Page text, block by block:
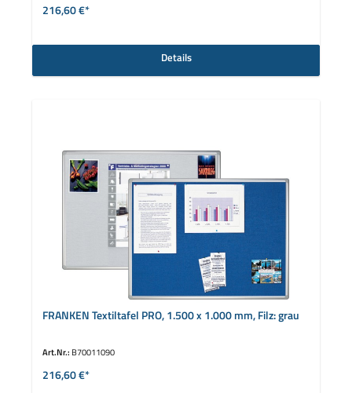
216,60 €*
Details
FRANKEN Textiltafel PRO, 1.500 x 1.000 mm, Filz: grau
Art.Nr.: B70011090
216,60 €*